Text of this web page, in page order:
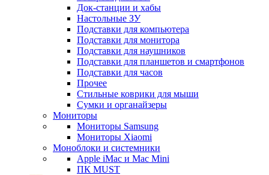
Док-станции и хабы
Настольные ЗУ
Подставки для компьютера
Подставки для монитора
Подставки для наушников
Подставки для планшетов и смартфонов
Подставки для часов
Прочее
Стильные коврики для мыши
Сумки и органайзеры
Мониторы
Мониторы Samsung
Мониторы Xiaomi
Моноблоки и системники
Apple iMac и Mac Mini
ПК MUST